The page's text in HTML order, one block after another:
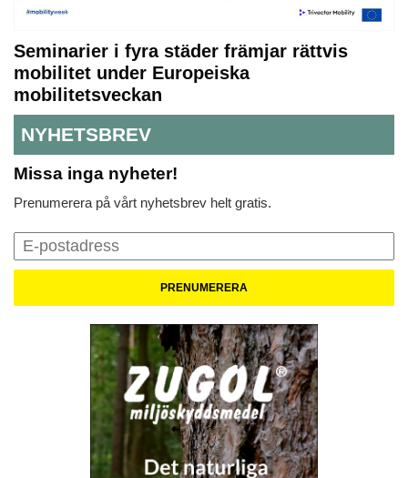
Seminarier i fyra städer främjar rättvis
mobilitet under Europeiska
mobilitetsveckan
NYHETSBREV
Missa inga nyheter!
Prenumerera på vårt nyhetsbrev helt gratis.